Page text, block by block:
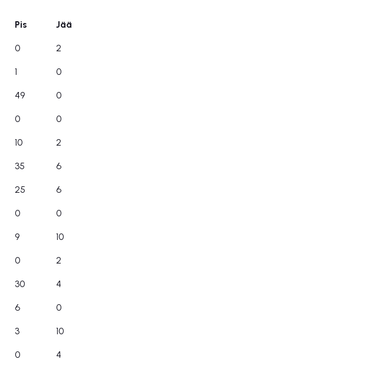
Pis
Jää
Pis Jää
0 2
1 0
49 0
0 0
10 2
35 6
25 6
0 0
9 10
0 2
30 4
6 0
3 10
0 4